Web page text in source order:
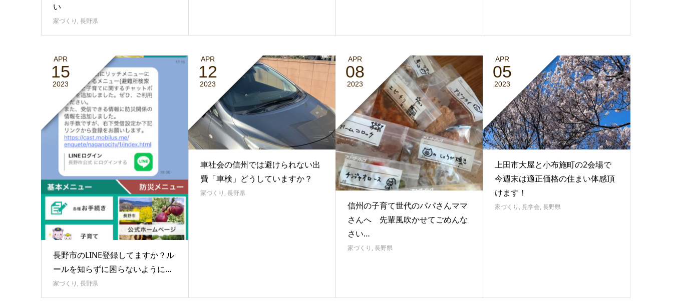
い
家づくり , 長野県
APR
15
2023
長野市のLINE登録してますか？ル
ールを知らずに困らないように…
家づくり , 長野県
APR
12
2023
車社会の信州では避けられない出
費「車検」どうしていますか？
家づくり , 長野県
APR
08
2023
信州の子育て世代のパパさんママ
さんへ 先輩風吹かせてごめんな
さい…
家づくり , 長野県
APR
05
2023
上田市大屋と小布施町の2会場で
今週末は適正価格の住まい体感頂
けます！
家づくり , 見学会, 長野県